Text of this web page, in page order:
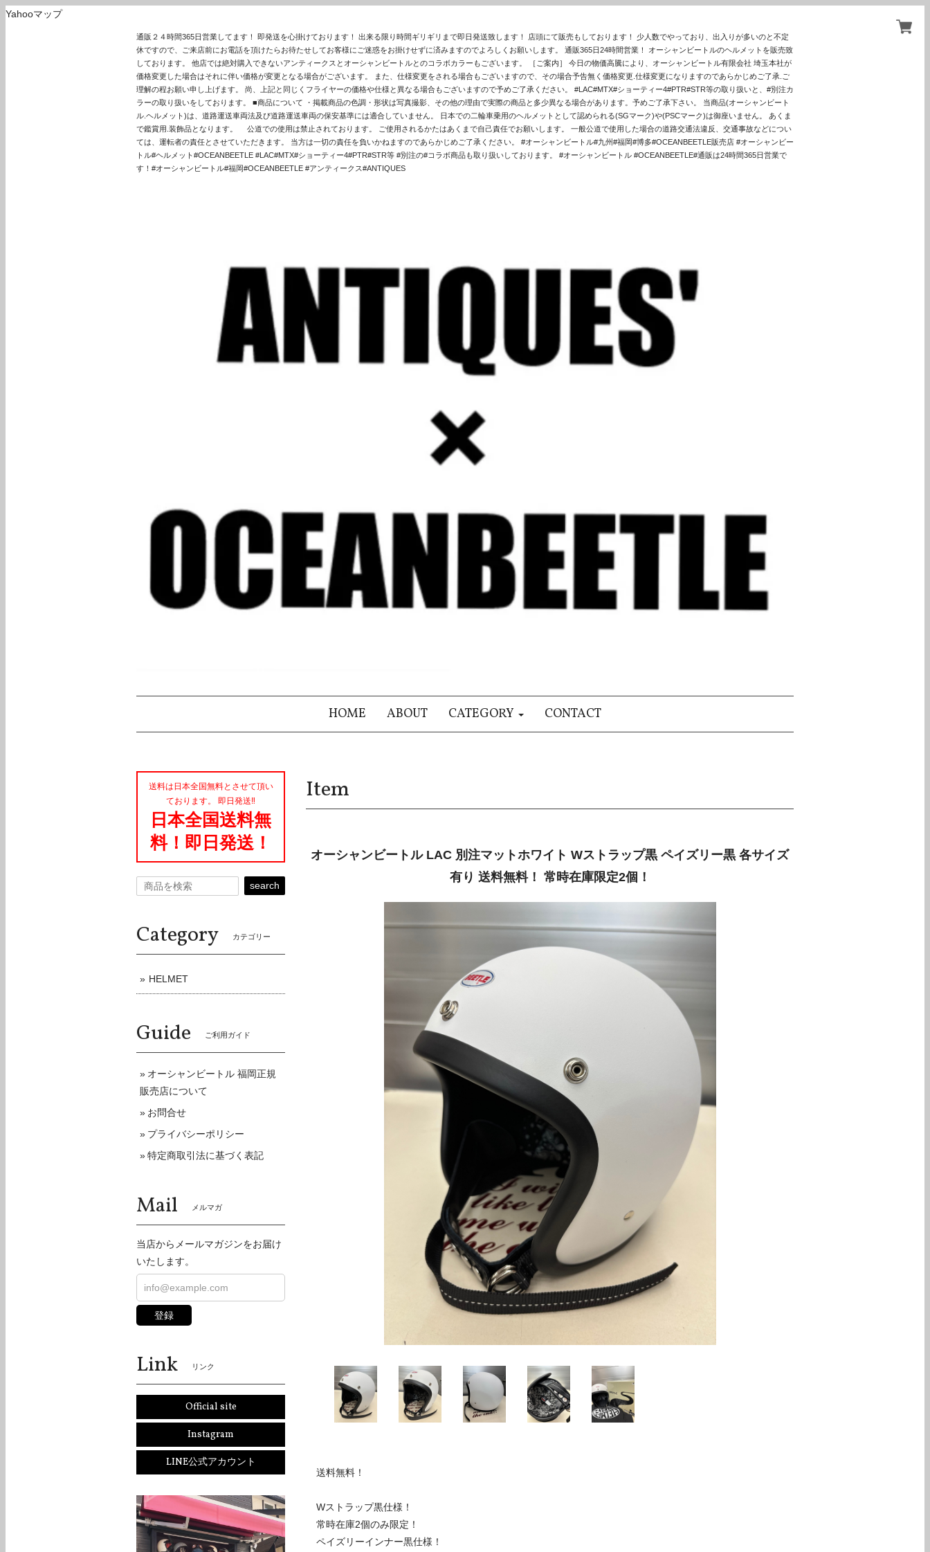
Yahooマップ
通販２４時間365日営業してます！ 即発送を心掛けております！ 出来る限り時間ギリギリまで即日発送致します！ 店頭にて販売もしております！ 少人数でやっており、出入りが多いのと不定
休ですので、ご来店前にお電話を頂けたらお待たせしてお客様にご迷惑をお掛けせずに済みますのでよろしくお願いします。 通販365日24時間営業！ オーシャンビートルのヘルメットを販売致
しております。 他店では絶対購入できないアンティークスとオーシャンビートルとのコラボカラーもございます。 ［ご案内］ 今日の物価高騰により、オーシャンビートル有限会社 埼玉本社が
価格変更した場合はそれに伴い価格が変更となる場合がございます。 また、仕様変更をされる場合もございますので、その場合予告無く価格変更.仕様変更になりますのであらかじめご了承.ご
理解の程お願い申し上げます。 尚、上記と同じくフライヤーの価格や仕様と異なる場合もございますので予めご了承ください。 #LAC#MTX#ショーティー4#PTR#STR等の取り扱いと、#別注カ
ラーの取り扱いをしております。 ■商品について ・掲載商品の色調・形状は写真撮影、その他の理由で実際の商品と多少異なる場合があります。予めご了承下さい。 当商品(オーシャンビート
ル.ヘルメット)は、道路運送車両法及び道路運送車両の保安基準には適合していません。 日本での二輪車乗用のヘルメットとして認められる(SGマーク)や(PSCマーク)は御座いません。 あくま
で鑑賞用.装飾品となります。 公道での使用は禁止されております。 ご使用されるかたはあくまで自己責任でお願いします。 一般公道で使用した場合の道路交通法違反、交通事故などについ
ては、運転者の責任とさせていただきます。 当方は一切の責任を負いかねますのであらかじめご了承ください。 #オーシャンビートル#九州#福岡#博多#OCEANBEETLE販売店 #オーシャンビー
トル#ヘルメット#OCEANBEETLE #LAC#MTX#ショーティー4#PTR#STR等 #別注の#コラボ商品も取り扱いしております。 #オーシャンビートル #OCEANBEETLE#通販は24時間365日営業で
す！#オーシャンビートル#福岡#OCEANBEETLE #アンティークス#ANTIQUES
HOME ABOUT CATEGORY CONTACT
Item
オーシャンビートル LAC 別注マットホワイト Wストラップ黒 ペイズリー黒 各サイズ
有り 送料無料！ 常時在庫限定2個！
送料無料！
Wストラップ黒仕様！
常時在庫2個のみ限定！
ペイズリーインナー黒仕様！
送料は日本全国無料とさせて頂い
ております。 即日発送‼︎
日本全国送料無
料！即日発送！
search
Category カテゴリー
HELMET
Guide ご利用ガイド
オーシャンビートル 福岡正規
販売店について
お問合せ
プライバシーポリシー
特定商取引法に基づく表記
Mail メルマガ
当店からメールマガジンをお届け
いたします。
登録
Link リンク
Official site
Instagram
LINE公式アカウント